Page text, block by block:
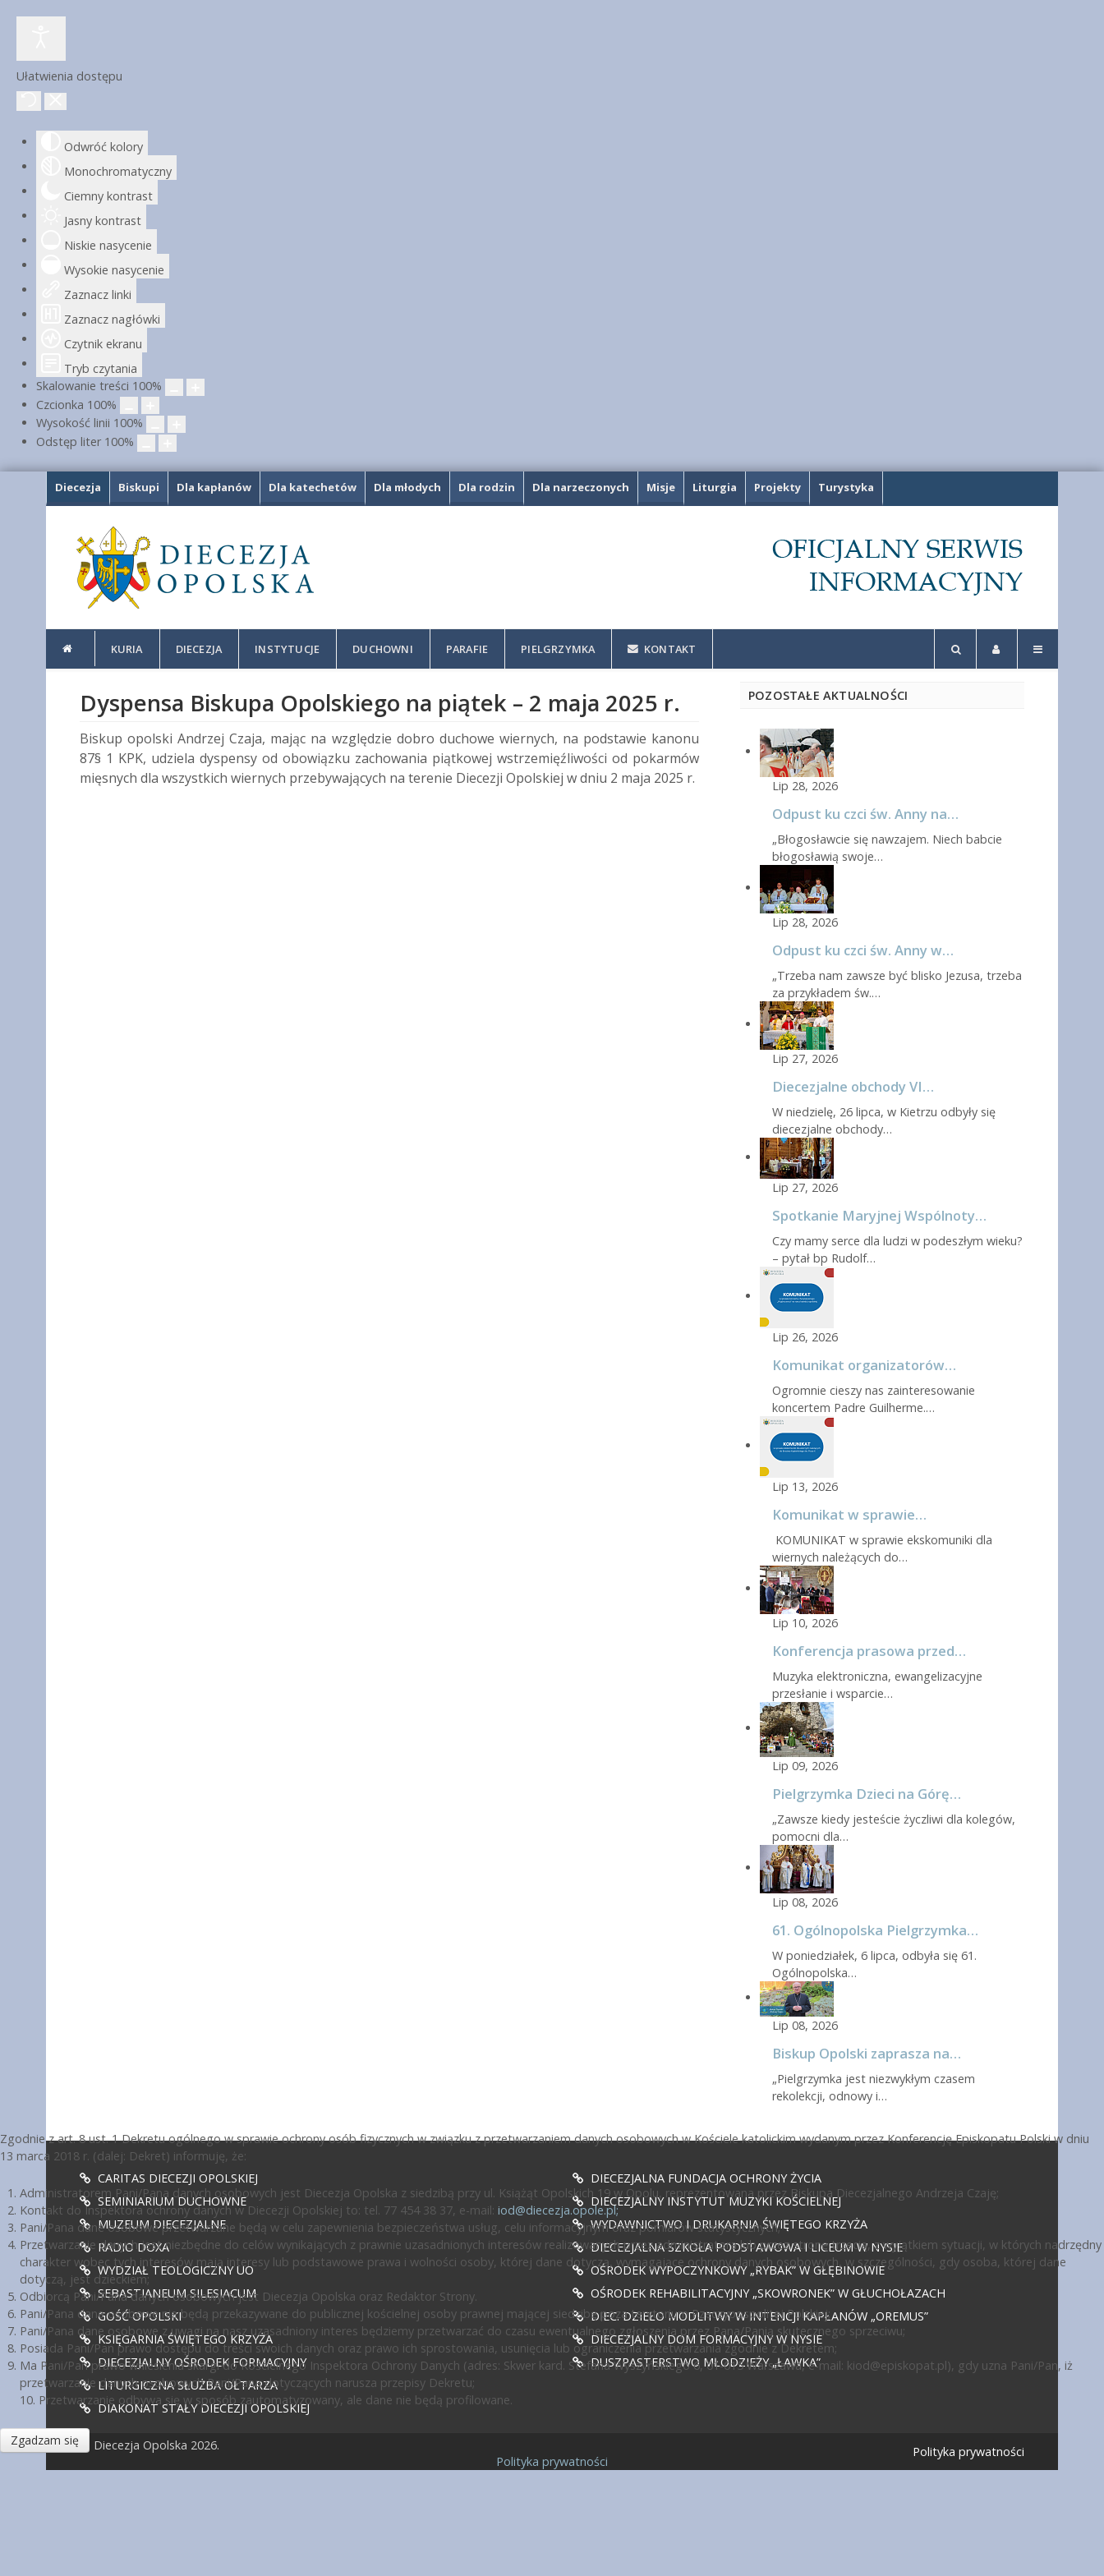
Ułatwienia dostępu
Odwróć kolory
Monochromatyczny
Ciemny kontrast
Jasny kontrast
Niskie nasycenie
Wysokie nasycenie
Zaznacz linki
Zaznacz nagłówki
Czytnik ekranu
Tryb czytania
Skalowanie treści 100%
Czcionka 100%
Wysokość linii 100%
Odstęp liter 100%
Diecezja Biskupi Dla kapłanów Dla katechetów Dla młodych Dla rodzin Dla narzeczonych Misje Liturgia Projekty Turystyka
KURIA DIECEZJA INSTYTUCJE DUCHOWNI PARAFIE PIELGRZYMKA KONTAKT
Dyspensa Biskupa Opolskiego na piątek – 2 maja 2025 r.
Biskup opolski Andrzej Czaja, mając na względzie dobro duchowe wiernych, na podstawie kanonu
87§ 1 KPK, udziela dyspensy od obowiązku zachowania piątkowej wstrzemięźliwości od pokarmów
mięsnych dla wszystkich wiernych przebywających na terenie Diecezji Opolskiej w dniu 2 maja 2025 r.
POZOSTAŁE AKTUALNOŚCI
Lip 28, 2026
Odpust ku czci św. Anny na…
„Błogosławcie się nawzajem. Niech babcie
błogosławią swoje…
Lip 28, 2026
Odpust ku czci św. Anny w…
„Trzeba nam zawsze być blisko Jezusa, trzeba
za przykładem św.…
Lip 27, 2026
Diecezjalne obchody VI…
W niedzielę, 26 lipca, w Kietrzu odbyły się
diecezjalne obchody…
Lip 27, 2026
Spotkanie Maryjnej Wspólnoty…
Czy mamy serce dla ludzi w podeszłym wieku?
– pytał bp Rudolf…
Lip 26, 2026
Komunikat organizatorów…
Ogromnie cieszy nas zainteresowanie
koncertem Padre Guilherme.…
Lip 13, 2026
Komunikat w sprawie…
KOMUNIKAT w sprawie ekskomuniki dla
wiernych należących do…
Lip 10, 2026
Konferencja prasowa przed…
Muzyka elektroniczna, ewangelizacyjne
przesłanie i wsparcie…
Lip 09, 2026
Pielgrzymka Dzieci na Górę…
„Zawsze kiedy jesteście życzliwi dla kolegów,
pomocni dla…
Lip 08, 2026
61. Ogólnopolska Pielgrzymka…
W poniedziałek, 6 lipca, odbyła się 61.
Ogólnopolska…
Lip 08, 2026
Biskup Opolski zaprasza na…
„Pielgrzymka jest niezwykłym czasem
rekolekcji, odnowy i…
CARITAS DIECEZJI OPOLSKIEJ
SEMINIARIUM DUCHOWNE
MUZEUM DIECEZJALNE
RADIO DOXA
WYDZIAŁ TEOLOGICZNY UO
SEBASTIANEUM SILESIACUM
GOŚĆ OPOLSKI
KSIĘGARNIA ŚWIĘTEGO KRZYŻA
DIECEZJALNY OŚRODEK FORMACYJNY
LITURGICZNA SŁUŻBA OŁTARZA
DIAKONAT STAŁY DIECEZJI OPOLSKIEJ
DIECEZJALNA FUNDACJA OCHRONY ŻYCIA
DIECEZJALNY INSTYTUT MUZYKI KOŚCIELNEJ
WYDAWNICTWO I DRUKARNIA ŚWIĘTEGO KRZYŻA
DIECEZJALNA SZKOŁA PODSTAWOWA I LICEUM W NYSIE
OŚRODEK WYPOCZYNKOWY „RYBAK” W GŁĘBINOWIE
OŚRODEK REHABILITACYJNY „SKOWRONEK” W GŁUCHOŁAZACH
DIEC. DZIEŁO MODLITWY W INTENCJI KAPŁANÓW „OREMUS”
DIECEZJALNY DOM FORMACYJNY W NYSIE
DUSZPASTERSTWO MŁODZIEŻY „ŁAWKA”
© Diecezja Opolska 2026. Polityka prywatności
Zgodnie z art. 8 ust. 1 Dekretu ogólnego w sprawie ochrony osób fizycznych w związku z przetwarzaniem danych osobowych w Kościele katolickim wydanym przez Konferencję Episkopatu Polski w dniu
13 marca 2018 r. (dalej: Dekret) informuję, że:
Administratorem Pani/Pana danych osobowych jest Diecezja Opolska z siedzibą przy ul. Książąt Opolskich 19 w Opolu, reprezentowana przez Biskupa Diecezjalnego Andrzeja Czaję;
Kontakt do Inspektora ochrony danych w Diecezji Opolskiej to: tel. 77 454 38 37, e-mail: iod@diecezja.opole.pl;
Pani/Pana dane osobowe przetwarzane będą w celu zapewnienia bezpieczeństwa usług, celu informacyjnym oraz pomiarów statystycznych;
Przetwarzanie danych jest niezbędne do celów wynikających z prawnie uzasadnionych interesów realizowanych przez administratora lub przez stronę trzecią, z wyjątkiem sytuacji, w których nadrzędny
charakter wobec tych interesów mają interesy lub podstawowe prawa i wolności osoby, której dane dotyczą, wymagające ochrony danych osobowych, w szczególności, gdy osoba, której dane
dotyczą, jest dzieckiem;
Odbiorcą Pani/Pana danych osobowych jest Diecezja Opolska oraz Redaktor Strony.
Pani/Pana dane osobowe nie będą przekazywane do publicznej kościelnej osoby prawnej mającej siedzibę poza terytorium Rzeczypospolitej Polskiej;
Pani/Pana dane osobowe z uwagi na nasz uzasadniony interes będziemy przetwarzać do czasu ewentualnego zgłoszenia przez Pana/Panią skutecznego sprzeciwu;
Posiada Pani/Pan prawo dostępu do treści swoich danych oraz prawo ich sprostowania, usunięcia lub ograniczenia przetwarzania zgodnie z Dekretem;
Ma Pani/Pan prawo wniesienia skargi do Kościelnego Inspektora Ochrony Danych (adres: Skwer kard. Stefana Wyszyńskiego 6, 01-015 Warszawa, e-mail: kiod@episkopat.pl), gdy uzna Pani/Pan, iż
przetwarzanie danych osobowych Pani/Pana dotyczących narusza przepisy Dekretu;
10. Przetwarzanie odbywa się w sposób zautomatyzowany, ale dane nie będą profilowane.
Zgadzam się
Polityka prywatności